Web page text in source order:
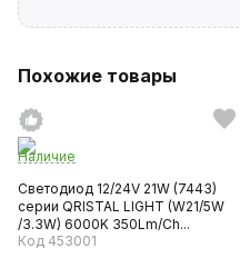
Похожие товары
Наличие
Светодиод 12/24V 21W (7443)
серии QRISTAL LIGHT (W21/5W
/3.3W) 6000K 350Lm/Ch...
Код 453001